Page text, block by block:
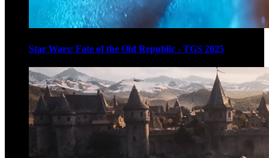
Star Wars: Fate of the Old Republic - TGS 2025